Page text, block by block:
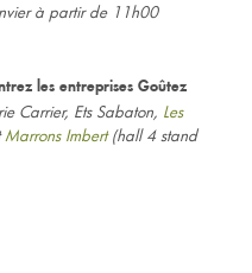
à partir de 11h00
les entreprises Goûtez
Carrier, Ets Sabaton, Les
Marrons Imbert(hall 4 stand